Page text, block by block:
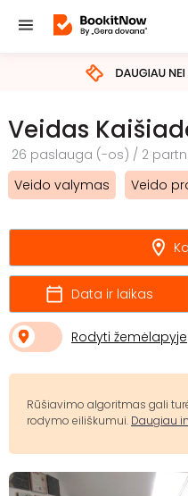
Veidas
26 paslauga (-os) / 2
Veido valymas
Veido
Data ir laikas
Rodyti žemėlapyje
Rūšiavimo algoritmas gali
rodymo eiliškumui. Daugiau